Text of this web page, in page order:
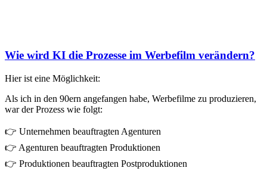
Wie wird KI die Prozesse im Werbefilm verändern?
Hier ist eine Möglichkeit:
Als ich in den 90ern angefangen habe, Werbefilme zu produzieren,
war der Prozess wie folgt:
👉 Unternehmen beauftragten Agenturen
👉 Agenturen beauftragten Produktionen
👉 Produktionen beauftragten Postproduktionen